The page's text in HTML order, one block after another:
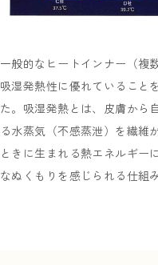
一般的なヒートインナー（複
吸湿発熱性に優れていること
た。吸湿発熱とは、皮膚から
る水蒸気（不感蒸泄）を繊維
ときに生まれる熱エネルギー
なぬくもりを感じられる仕組